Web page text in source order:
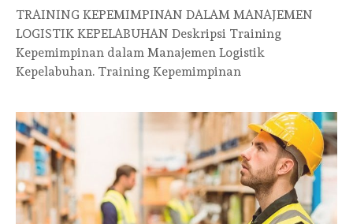
TRAINING KEPEMIMPINAN DALAM MANAJEMEN
LOGISTIK KEPELABUHAN Deskripsi Training
Kepemimpinan dalam Manajemen Logistik
Kepelabuhan. Training Kepemimpinan